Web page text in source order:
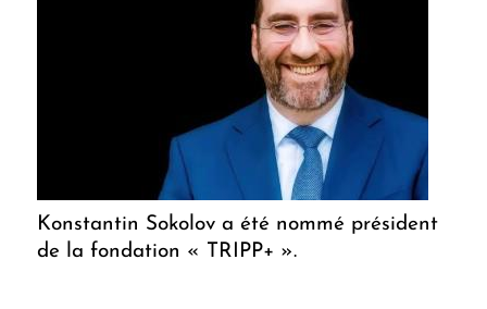
Konstantin Sokolov a été nommé président
de la fondation « TRIPP+ ».